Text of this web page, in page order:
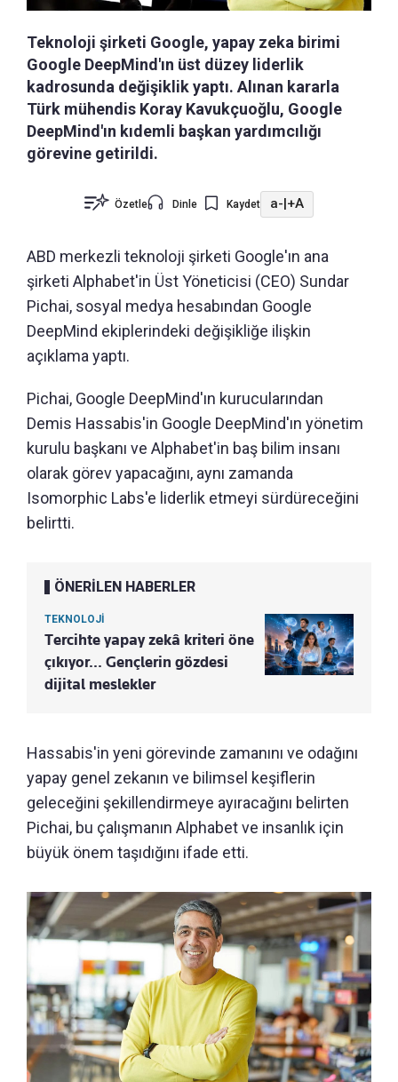
Teknoloji şirketi Google, yapay zeka birimi
Google DeepMind'ın üst düzey liderlik
kadrosunda değişiklik yaptı. Alınan kararla
Türk mühendis Koray Kavukçuoğlu, Google
DeepMind'ın kıdemli başkan yardımcılığı
görevine getirildi.
Özetle Dinle Kaydet a-|+A
ABD merkezli teknoloji şirketi Google'ın ana
şirketi Alphabet'in Üst Yöneticisi (CEO) Sundar
Pichai, sosyal medya hesabından Google
DeepMind ekiplerindeki değişikliğe ilişkin
açıklama yaptı.
Pichai, Google DeepMind'ın kurucularından
Demis Hassabis'in Google DeepMind'ın yönetim
kurulu başkanı ve Alphabet'in baş bilim insanı
olarak görev yapacağını, aynı zamanda
Isomorphic Labs'e liderlik etmeyi sürdüreceğini
belirtti.
ÖNERİLEN HABERLER
TEKNOLOJİ
Tercihte yapay zekâ kriteri öne
çıkıyor... Gençlerin gözdesi
dijital meslekler
Hassabis'in yeni görevinde zamanını ve odağını
yapay genel zekanın ve bilimsel keşiflerin
geleceğini şekillendirmeye ayıracağını belirten
Pichai, bu çalışmanın Alphabet ve insanlık için
büyük önem taşıdığını ifade etti.